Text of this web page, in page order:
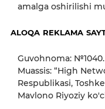
amalga oshirilishi
ALOQA REKLAMA
Guvohnoma: №1040.
Muassis: “High
Respublikasi,
Mavlono Riyoziy